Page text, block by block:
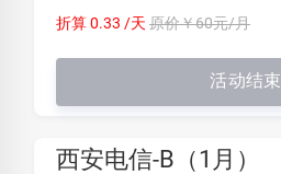
折算 0.33 /天 原价￥60元/月
活动结束
西安电信-B（1月）